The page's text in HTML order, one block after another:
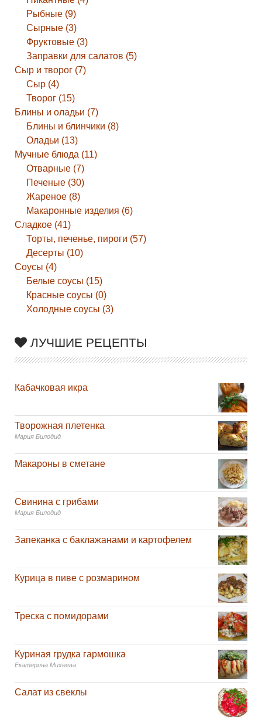
Рыбные (9)
Сырные (3)
Фруктовые (3)
Заправки для салатов (5)
Сыр и творог (7)
Сыр (4)
Творог (15)
Блины и оладьи (7)
Блины и блинчики (8)
Оладьи (13)
Мучные блюда (11)
Отварные (7)
Печеные (30)
Жареное (8)
Макаронные изделия (6)
Сладкое (41)
Торты, печенье, пироги (57)
Десерты (10)
Соусы (4)
Белые соусы (15)
Красные соусы (0)
Холодные соусы (3)
ЛУЧШИЕ РЕЦЕПТЫ
Кабачковая икра
Творожная плетенка
Мария Билодид
Макароны в сметане
Свинина с грибами
Мария Билодид
Запеканка с баклажанами и картофелем
Курица в пиве с розмарином
Треска с помидорами
Куриная грудка гармошка
Екатерина Михеева
Салат из свеклы